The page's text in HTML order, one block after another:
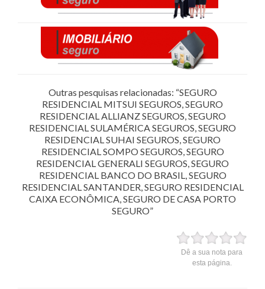
Outras pesquisas relacionadas: “SEGURO
RESIDENCIAL MITSUI SEGUROS, SEGURO
RESIDENCIAL ALLIANZ SEGUROS, SEGURO
RESIDENCIAL SULAMÉRICA SEGUROS, SEGURO
RESIDENCIAL SUHAI SEGUROS, SEGURO
RESIDENCIAL SOMPO SEGUROS, SEGURO
RESIDENCIAL GENERALI SEGUROS, SEGURO
RESIDENCIAL BANCO DO BRASIL, SEGURO
RESIDENCIAL SANTANDER, SEGURO RESIDENCIAL
CAIXA ECONÔMICA, SEGURO DE CASA PORTO
SEGURO”
Dê a sua nota para
esta página.